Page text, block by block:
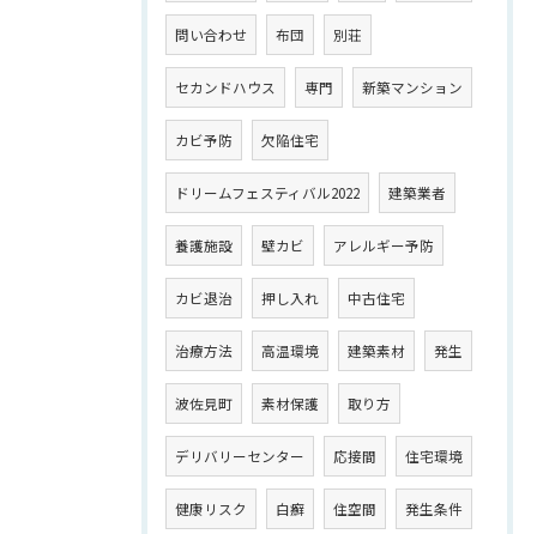
問い合わせ 布団 別荘
セカンドハウス 専門 新築マンション
カビ予防 欠陥住宅
ドリームフェスティバル2022 建築業者
養護施設 壁カビ アレルギー予防
カビ退治 押し入れ 中古住宅
治療方法 高温環境 建築素材 発生
波佐見町 素材保護 取り方
デリバリーセンター 応接間 住宅環境
健康リスク 白癬 住空間 発生条件